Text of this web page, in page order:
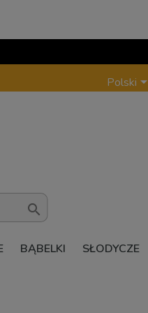
Polski

BĄBELKI SŁODYCZE